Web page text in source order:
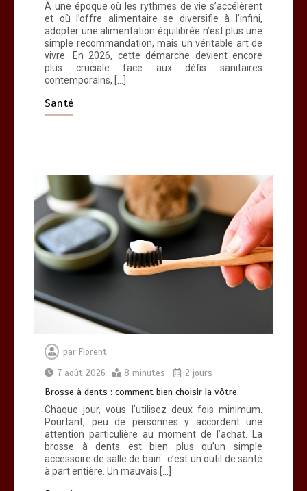
À une époque où les rythmes de vie s’accélèrent
et où l’offre alimentaire se diversifie à l’infini,
adopter une alimentation équilibrée n’est plus une
simple recommandation, mais un véritable art de
vivre. En 2026, cette démarche devient encore
plus cruciale face aux défis sanitaires
contemporains, […]
Santé
par Florent
7 août 2026
8 minutes 2 jours
Brosse à dents : comment bien choisir la vôtre
Chaque jour, vous l’utilisez deux fois minimum.
Pourtant, peu de personnes y accordent une
attention particulière au moment de l’achat. La
brosse à dents est bien plus qu’un simple
accessoire de salle de bain : c’est un outil de santé
à part entière. Un mauvais […]